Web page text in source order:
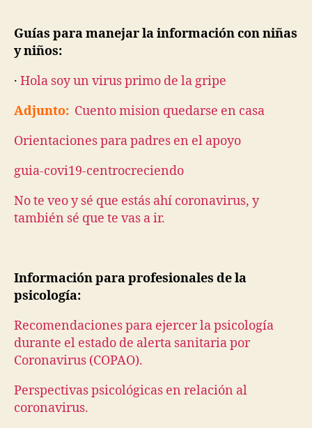
Guías para manejar la información con niñas
y niños:
· Hola soy un virus primo de la gripe
Adjunto: Cuento mision quedarse en casa
Orientaciones para padres en el apoyo
guia-covi19-centrocreciendo
No te veo y sé que estás ahí coronavirus, y
también sé que te vas a ir.
Información para profesionales de la
psicología:
Recomendaciones para ejercer la psicología
durante el estado de alerta sanitaria por
Coronavirus (COPAO).
Perspectivas psicológicas en relación al
coronavirus.